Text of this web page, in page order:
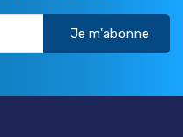
Je m'abonne